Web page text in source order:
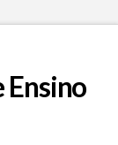
Ensino